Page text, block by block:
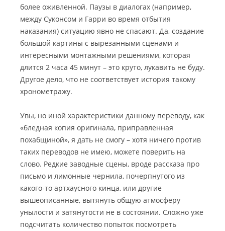
более оживленной. Паузы в диалогах (например,
между Суконсом и Гарри во время отбытия
наказания) ситуацию явно не спасают. Да, создание
большой картины с вырезанными сценами и
интересными монтажными решениями, которая
длится 2 часа 45 минут – это круто, лукавить не буду.
Другое дело, что не соответствует история такому
хронометражу.
Увы, но иной характеристики данному переводу, как
«бледная копия оригинала, приправленная
похабщиной», я дать не смогу – хотя ничего против
таких переводов не имею, можете поверить на
слово. Редкие заводные сцены, вроде рассказа про
письмо и лимонные чернила, почерпнутого из
какого-то артхаусного кинца, или другие
вышеописанные, вытянуть общую атмосферу
унылости и затянутости не в состоянии. Сложно уже
подсчитать количество попыток посмотреть